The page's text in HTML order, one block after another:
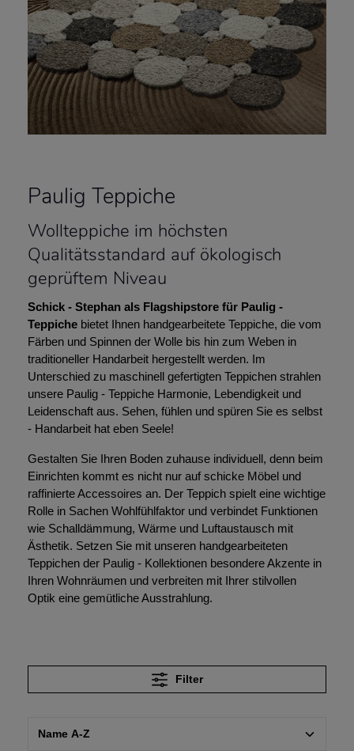
Paulig Teppiche
Wollteppiche im höchsten
Qualitätsstandard auf ökologisch
geprüftem Niveau
Schick - Stephan als Flagshipstore für Paulig -
Teppiche bietet Ihnen handgearbeitete Teppiche, die vom
Färben und Spinnen der Wolle bis hin zum Weben in
traditioneller Handarbeit hergestellt werden. Im
Unterschied zu maschinell gefertigten Teppichen strahlen
unsere Paulig - Teppiche Harmonie, Lebendigkeit und
Leidenschaft aus. Sehen, fühlen und spüren Sie es selbst
- Handarbeit hat eben Seele!
Gestalten Sie Ihren Boden zuhause individuell, denn beim
Einrichten kommt es nicht nur auf schicke Möbel und
raffinierte Accessoires an. Der Teppich spielt eine wichtige
Rolle in Sachen Wohlfühlfaktor und verbindet Funktionen
wie Schalldämmung, Wärme und Luftaustausch mit
Ästhetik. Setzen Sie mit unseren handgearbeiteten
Teppichen der Paulig - Kollektionen besondere Akzente in
Ihren Wohnräumen und verbreiten mit Ihrer stilvollen
Optik eine gemütliche Ausstrahlung.
Filter